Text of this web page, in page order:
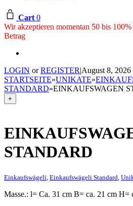
Cart 0
Wir akzeptieren momentan 50 bis
Betrag
LOGIN orREGISTER|August 8, 2026
STARTSEITE»UNIKATE»
STANDARD»EINKAUFSWAGEN
+
STANDARD
Einkaufswägeli Einkaufswägeli Standard
Masse.: l= Ca. 31 cm B= ca. 21 cm H=